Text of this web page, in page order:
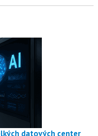
datových center